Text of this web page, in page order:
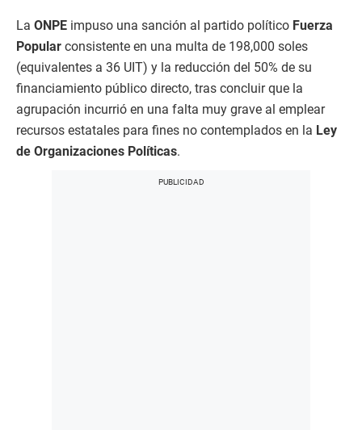
La ONPE impuso una sanción al partido político Fuerza
Popular consistente en una multa de 198,000 soles
(equivalentes a 36 UIT) y la reducción del 50% de su
financiamiento público directo, tras concluir que la
agrupación incurrió en una falta muy grave al emplear
recursos estatales para fines no contemplados en la Ley
de Organizaciones Políticas.